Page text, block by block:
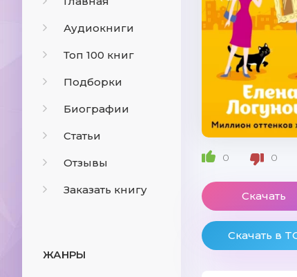
Аудиокниги
Топ 100 книг
Подборки
Биографии
Статьи
Отзывы
Заказать книгу
ЖАНРЫ
0 0
Скачать
Скачать в